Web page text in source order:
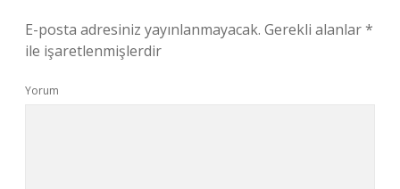
E-posta adresiniz yayınlanmayacak. Gerekli alanlar*
ile işaretlenmişlerdir
Yorum